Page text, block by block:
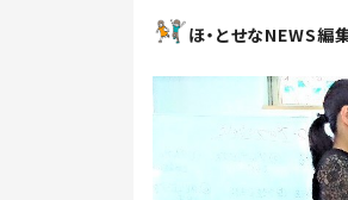
ほ・とせなNEWS編